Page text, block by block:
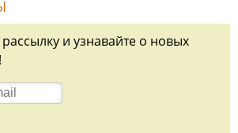
и узнавайте о новых